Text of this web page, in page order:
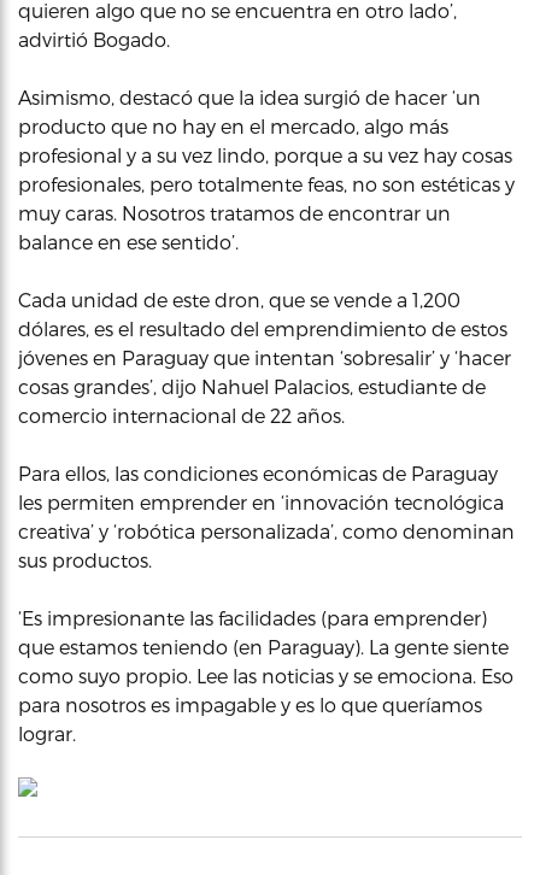
quieren algo que no se encuentra en otro lado’,
advirtió Bogado.
Asimismo, destacó que la idea surgió de hacer ‘un
producto que no hay en el mercado, algo más
profesional y a su vez lindo, porque a su vez hay cosas
profesionales, pero totalmente feas, no son estéticas y
muy caras. Nosotros tratamos de encontrar un
balance en ese sentido’.
Cada unidad de este dron, que se vende a 1,200
dólares, es el resultado del emprendimiento de estos
jóvenes en Paraguay que intentan ‘sobresalir’ y ‘hacer
cosas grandes’, dijo Nahuel Palacios, estudiante de
comercio internacional de 22 años.
Para ellos, las condiciones económicas de Paraguay
les permiten emprender en ‘innovación tecnológica
creativa’ y ‘robótica personalizada’, como denominan
sus productos.
‘Es impresionante las facilidades (para emprender)
que estamos teniendo (en Paraguay). La gente siente
como suyo propio. Lee las noticias y se emociona. Eso
para nosotros es impagable y es lo que queríamos
lograr.